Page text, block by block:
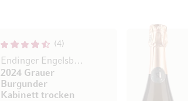
4
Endinger Engelsberg
2024 Grauer
Burgunder
Kabinett trocken